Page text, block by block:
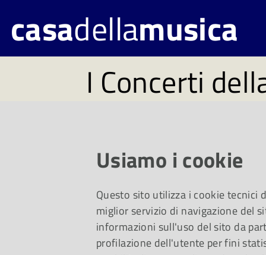
casadellamusica
I Concerti
A Frédéric
sarà dedicata
della Casa della
Usiamo i cookie
Questo sito utilizza i cookie tecnici
miglior servizio di navigazione del
informazioni sull'uso del sito da
profilazione dell'utente per fini